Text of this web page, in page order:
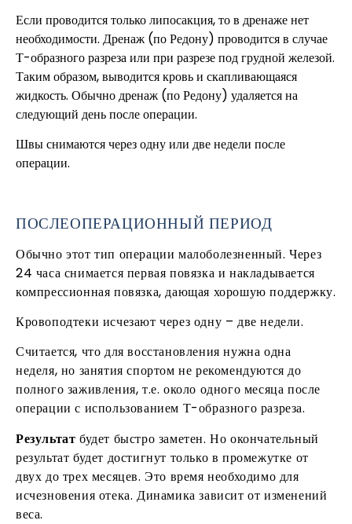
Если проводится только липосакция, то в дренаже нет
необходимости. Дренаж (по Редону) проводится в случае
Т-образного разреза или при разрезе под грудной железой.
Таким образом, выводится кровь и скапливающаяся
жидкость. Обычно дренаж (по Редону) удаляется на
следующий день после операции.
Швы снимаются через одну или две недели после
операции.
ПОСЛЕОПЕРАЦИОННЫЙ ПЕРИОД
Обычно этот тип операции малоболезненный. Через
24 часа снимается первая повязка и накладывается
компрессионная повязка, дающая хорошую поддержку.
Кровоподтеки исчезают через одну – две недели.
Считается, что для восстановления нужна одна
неделя, но занятия спортом не рекомендуются до
полного заживления, т.е. около одного месяца после
операции с использованием Т-образного разреза.
Результат будет быстро заметен. Но окончательный
результат будет достигнут только в промежутке от
двух до трех месяцев. Это время необходимо для
исчезновения отека. Динамика зависит от изменений
веса.